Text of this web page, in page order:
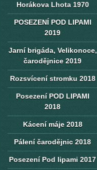
Horákova Lhota 1970
POSEZENÍ POD LIPAMI
2019
Jarní brigáda, Velikonoce,
čarodějnice 2019
Rozsvícení stromku 2018
Posezení POD LIPAMI
2018
Kácení máje 2018
Pálení čarodějnic 2018
Posezení Pod lipami 2017